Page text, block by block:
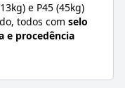
e P45 (45kg)
todos com selo
e procedência